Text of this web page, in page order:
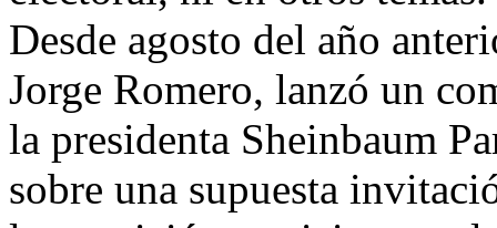
Desde agosto del año
Jorge Romero, lanzó un
la presidenta Sheinbaum
sobre una supuesta